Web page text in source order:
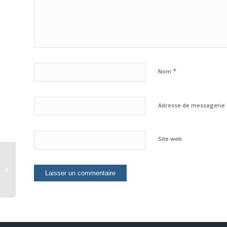
Nom *
Adresse de messagerie
Site web
LE CIRD ET L’APAC
CELEBRENT LA FEMME